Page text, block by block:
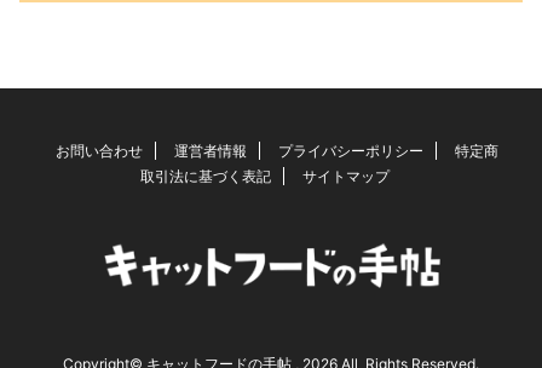
お問い合わせ 運営者情報 プライバシーポリシー
特定商
取引法に基づく表記
サイトマップ
Copyright© キャットフードの手帖 , 2026 All Rights Reserved.